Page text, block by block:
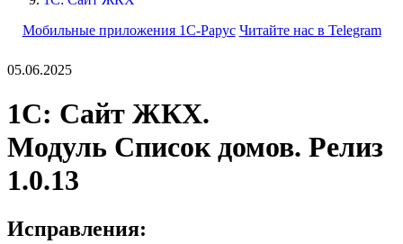
Мобильные приложения 1С-Рарус Читайте нас в Telegram
05.06.2025
1C: Сайт ЖКХ.
Модуль Список домов. Релиз
1.0.13
Исправления: